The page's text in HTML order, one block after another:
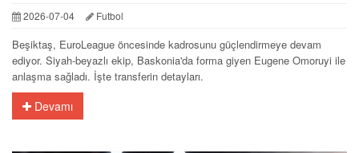
2026-07-04 Futbol
Beşiktaş, EuroLeague öncesinde kadrosunu güçlendirmeye devam
ediyor. Siyah-beyazlı ekip, Baskonia'da forma giyen Eugene Omoruyi ile
anlaşma sağladı. İşte transferin detayları.
Devamı